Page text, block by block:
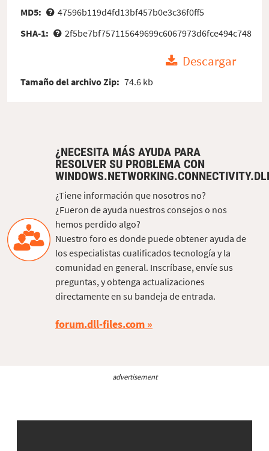
MD5:
47596b119d4fd13bf457b0e3c36f0ff5
SHA-1:
2f5be7bf757115649699c6067973d6fce494c748
Descargar
Tamaño del archivo Zip: 74.6 kb
¿NECESITA MÁS AYUDA PARA
RESOLVER SU PROBLEMA CON
¿Tiene información que nosotros no?
¿Fueron de ayuda nuestros consejos o nos
hemos perdido algo?
Nuestro foro es donde puede obtener ayuda de
los especialistas cualificados tecnología y la
comunidad en general. Inscríbase, envíe sus
preguntas, y obtenga actualizaciones
directamente en su bandeja de entrada.
forum.dll-files.com
advertisement